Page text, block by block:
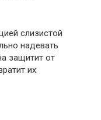
слизистой
надевать
защитит от
их